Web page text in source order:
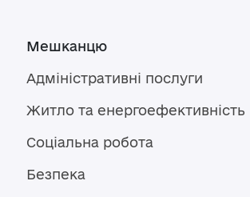
Мешканцю
Адміністративні послуги
Житло та енергоефективність
Соціальна робота
Безпека